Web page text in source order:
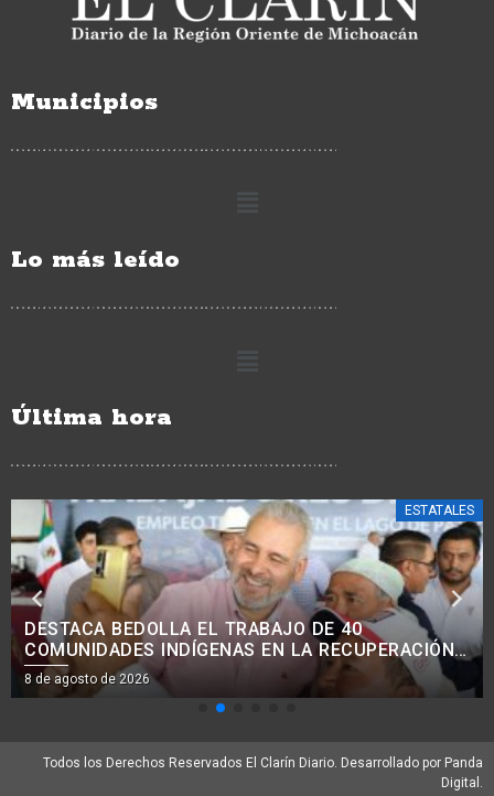
Municipios
Lo más leído
Última hora
ESTATALES
AVANZA MODERNIZACIÓN VIAL EN COMUNIDADES
INDÍGENAS, CON MEJORA DE 38 KM DE CAMINOS:
ROGELIO ZARAZÚA.<BR>
8 de agosto de 2026
Todos los Derechos Reservados El Clarín Diario. Desarrollado por Panda
Digital.